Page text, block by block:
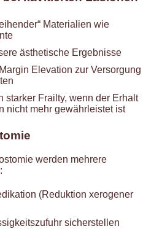
Materialien wie
ästhetische Ergebnisse
Elevation zur Versorgung
starker Frailty, wenn der Erhalt
nicht mehr gewährleistet ist
werden mehrere
(Reduktion xerogener
sicherstellen